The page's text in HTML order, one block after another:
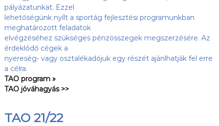
pályázatunkat. Ezzel
lehetőségünk nyílt a sportág fejlesztési programunkban
meghatározott feladatok
elvégzéséhez szükséges pénzösszegek megszerzésére. Az
érdeklődő cégek a
nyereség- vagy osztalékadójuk egy részét ajánlhatják fel erre
a célra.
TAO program »
TAO jóváhagyás >>
TAO 21/22